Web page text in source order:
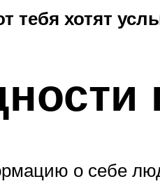
тебя хотят
о себе